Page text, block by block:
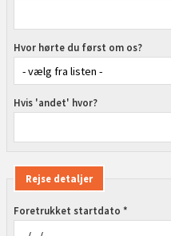
Hvor hørte du først om os?
Hvis 'andet' hvor?
Rejse detaljer
Foretrukket startdato *